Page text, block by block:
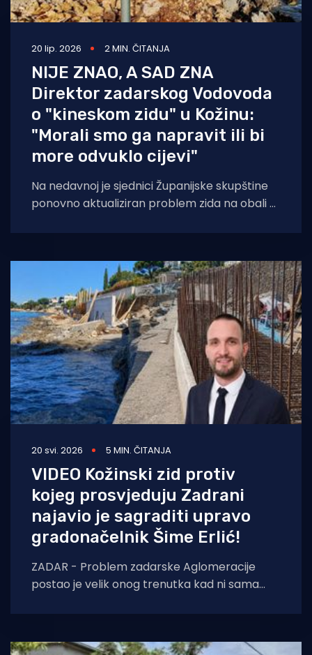
20 lip. 2026 2 MIN. ČITANJA
NIJE ZNAO, A SAD ZNA
Direktor zadarskog Vodovoda
o "kineskom zidu" u Kožinu:
"Morali smo ga napravit ili bi
more odvuklo cijevi"
Na nedavnoj je sjednici Županijske skupštine
ponovno aktualiziran problem zida na obali u
20 svi. 2026 5 MIN. ČITANJA
VIDEO Kožinski zid protiv
kojeg prosvjeduju Zadrani
najavio je sagraditi upravo
gradonačelnik Šime Erlić!
ZADAR - Problem zadarske Aglomeracije
postao je velik onog trenutka kad ni sama